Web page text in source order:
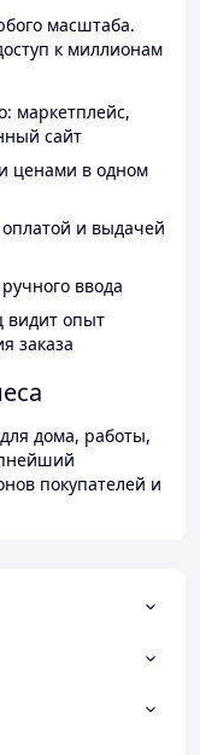
масштаба.
к миллионам
маркетплейс,
сайт
ценами в одном
оплатой и выдачей
ввода
видит опыт
заказа
дома, работы,
покупателей и